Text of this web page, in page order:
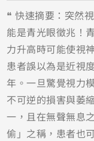
❝ 快速摘要：突然
能是青光眼徵兆！
力升高時可能使視
患者誤以為是近視
年。一旦驚覺視力
不可逆的損害與萎
一，且在無聲無息
偷」之稱，患者也